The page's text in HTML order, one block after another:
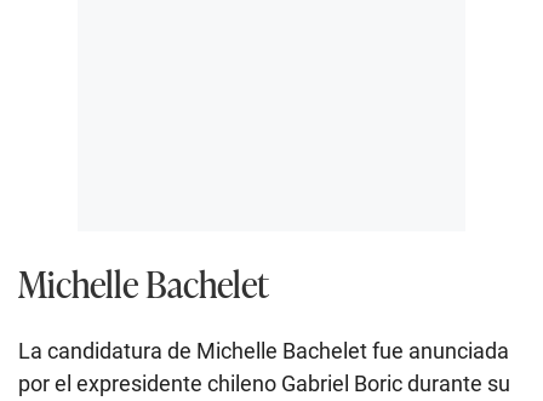
Michelle Bachelet
La candidatura de Michelle Bachelet fue anunciada
por el expresidente chileno Gabriel Boric durante su